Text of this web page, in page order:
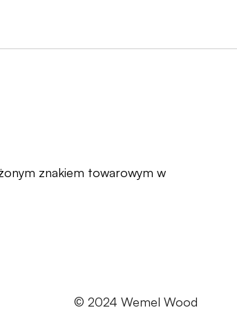
znakiem towarowym w
© 2024 Wemel Wood